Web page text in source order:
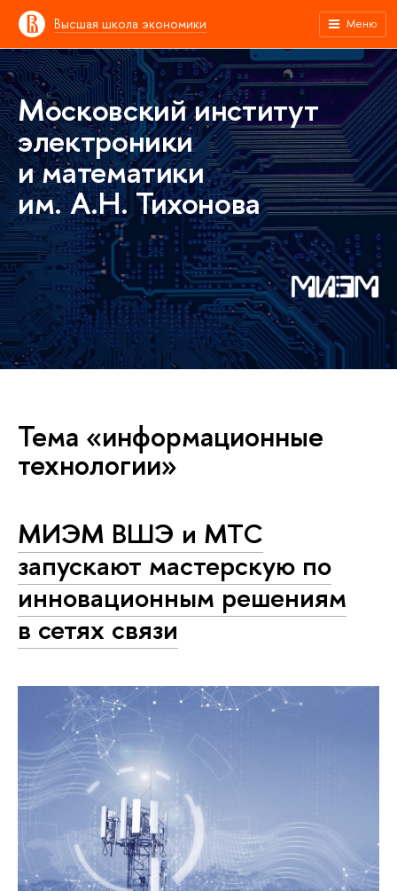
Высшая школа экономики Меню
Московский институт
электроники
и математики
им. А.Н. Тихонова
Тема «информационные
технологии»
МИЭМ ВШЭ и МТС
запускают мастерскую по
инновационным решениям
в сетях связи